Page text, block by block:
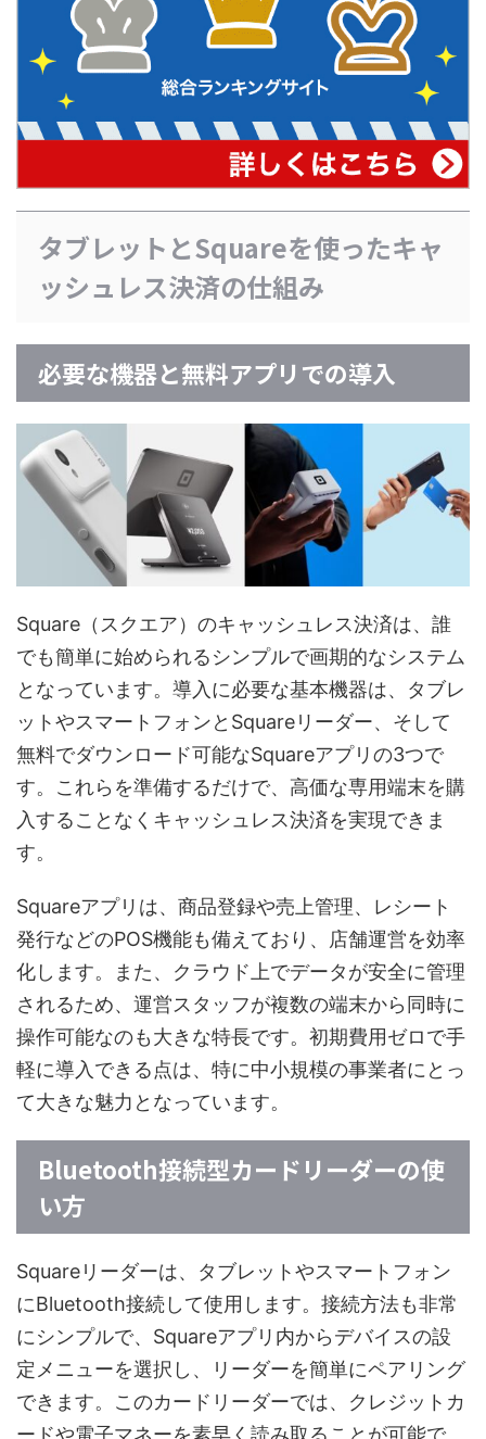
タブレットとSquareを使ったキャ
ッシュレス決済の仕組み
必要な機器と無料アプリでの導入
Square（スクエア）のキャッシュレス決済は、誰
でも簡単に始められるシンプルで画期的なシステム
となっています。導入に必要な基本機器は、タブレ
ットやスマートフォンとSquareリーダー、そして
無料でダウンロード可能なSquareアプリの3つで
す。これらを準備するだけで、高価な専用端末を購
入することなくキャッシュレス決済を実現できま
す。
Squareアプリは、商品登録や売上管理、レシート
発行などのPOS機能も備えており、店舗運営を効率
化します。また、クラウド上でデータが安全に管理
されるため、運営スタッフが複数の端末から同時に
操作可能なのも大きな特長です。初期費用ゼロで手
軽に導入できる点は、特に中小規模の事業者にとっ
て大きな魅力となっています。
Bluetooth接続型カードリーダーの使
い方
Squareリーダーは、タブレットやスマートフォン
にBluetooth接続して使用します。接続方法も非常
にシンプルで、Squareアプリ内からデバイスの設
定メニューを選択し、リーダーを簡単にペアリング
できます。このカードリーダーでは、クレジットカ
ードや電子マネーを素早く読み取ることが可能で、